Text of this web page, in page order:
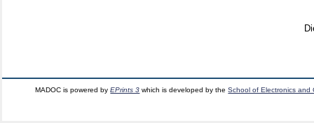
MADOC is powered byEPrints 3 which is developed by theSchool of Electronics and